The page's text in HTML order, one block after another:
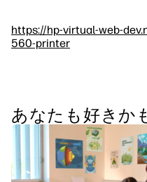
https://hp-virtual-web-
560-printer
あなたも好きか